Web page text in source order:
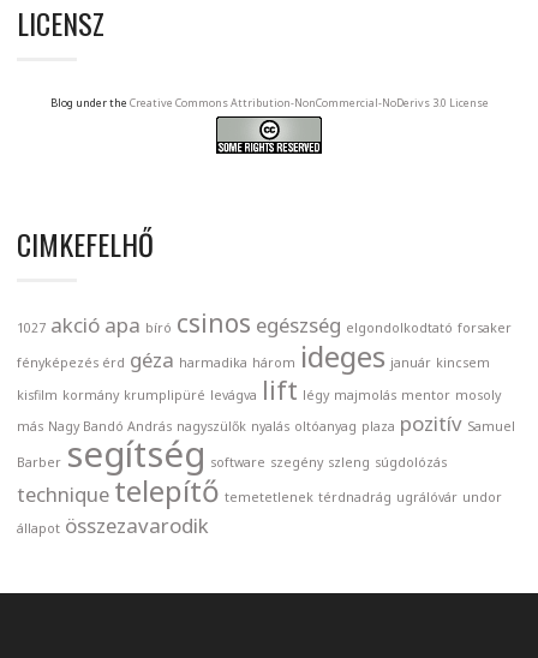
LICENSZ
Blog under the Creative Commons Attribution-NonCommercial-NoDerivs 3.0 License
CIMKEFELHŐ
1027 akció apa bíró csinos egészség elgondolkodtató forsaker
fényképezés érd géza harmadika három ideges január kincsem
kisfilm kormány krumplipüré levágva lift légy majmolás mentor mosoly
más Nagy Bandó András nagyszülők nyalás oltóanyag plaza pozitív Samuel
Barber segítség software szegény szleng súgdolózás
technique telepítő temetetlenek térdnadrág ugrálóvár undor
állapot összezavarodik